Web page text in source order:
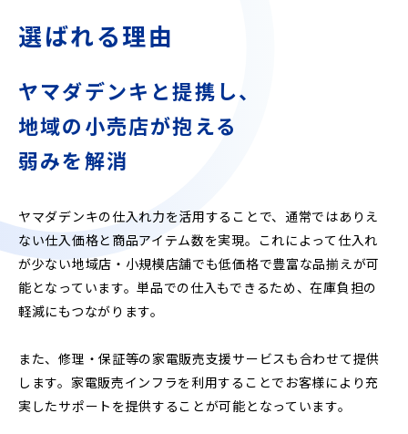
選ばれる理由
ヤマダデンキと提携し、
地域の小売店が抱える
弱みを解消
ヤマダデンキの仕入れ力を活用することで、通常ではありえ
ない仕入価格と商品アイテム数を実現。これによって仕入れ
が少ない地域店・小規模店舗でも低価格で豊富な品揃えが可
能となっています。単品での仕入もできるため、在庫負担の
軽減にもつながります。
また、修理・保証等の家電販売支援サービスも合わせて提供
します。家電販売インフラを利用することでお客様により充
実したサポートを提供することが可能となっています。